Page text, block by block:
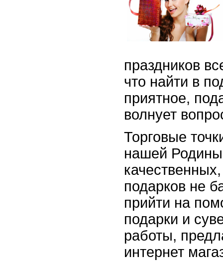
праздников
что найти в
приятное,
волнует
Торговые
нашей
подарков не
прийти на
подарки и
работы,
интернет